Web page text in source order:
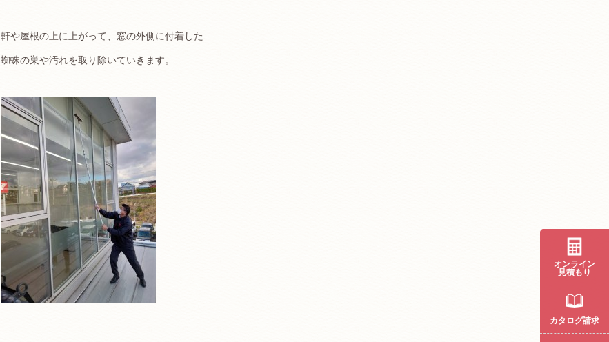
軒や屋根の上に上がって、窓の外側に付着した
蜘蛛の巣や汚れを取り除いていきます。
オンライン
見積もり
カタログ請求